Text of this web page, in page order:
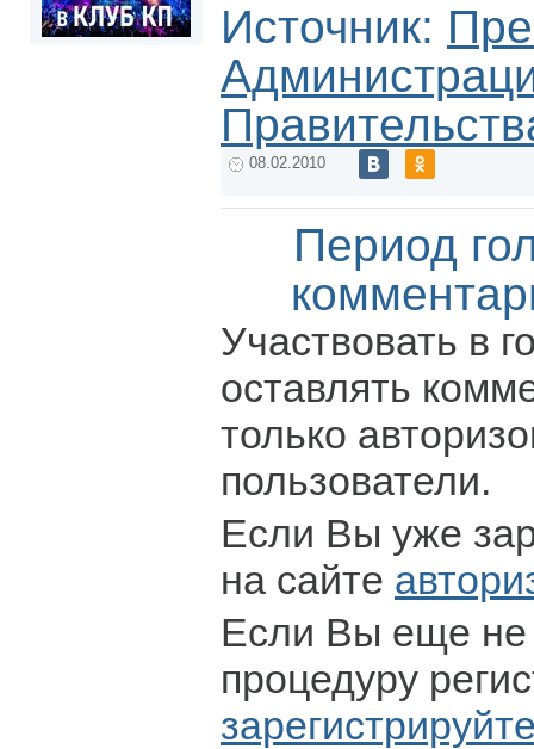
Источник:
08.02.2010
Период
Участвовать в
оставлять
только
пользователи.
Если Вы уже
на сайте
Если Вы еще не
процедуру